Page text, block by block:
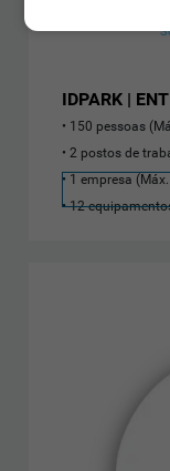
IDPARK |
150 pessoas
2 postos de
1 empresa
12